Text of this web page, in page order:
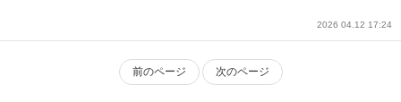
2026 04.12 17:24
前のページ 次のページ